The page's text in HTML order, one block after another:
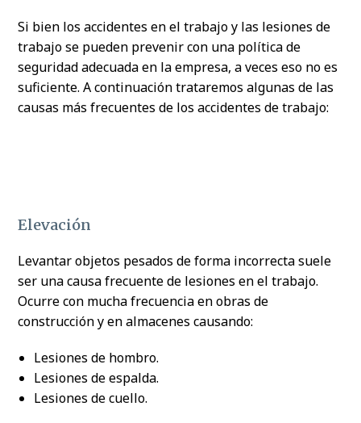
Si bien los accidentes en el trabajo y las lesiones de
trabajo se pueden prevenir con una política de
seguridad adecuada en la empresa, a veces eso no es
suficiente. A continuación trataremos algunas de las
causas más frecuentes de los accidentes de trabajo:
Elevación
Levantar objetos pesados de forma incorrecta suele
ser una causa frecuente de lesiones en el trabajo.
Ocurre con mucha frecuencia en obras de
construcción y en almacenes causando:
Lesiones de hombro.
Lesiones de espalda.
Lesiones de cuello.